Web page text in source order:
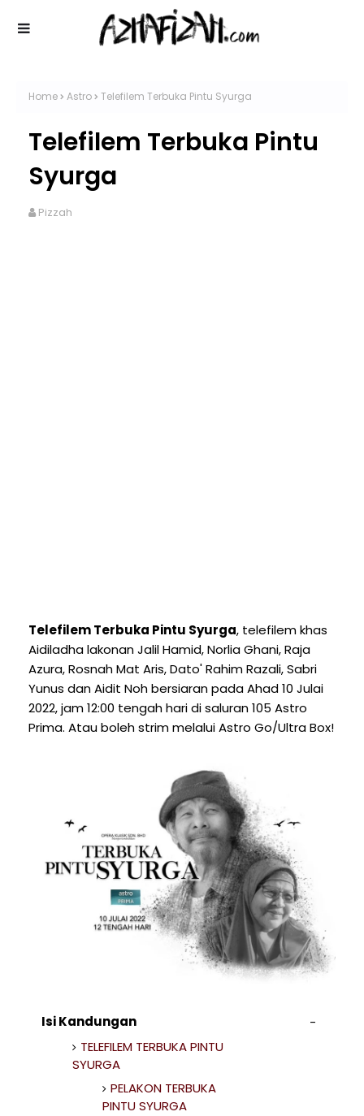
Home Astro Telefilem Terbuka Pintu Syurga
Telefilem Terbuka Pintu
Syurga
Pizzah
Telefilem Terbuka Pintu Syurga, telefilem khas
Aidiladha lakonan Jalil Hamid, Norlia Ghani, Raja
Azura, Rosnah Mat Aris, Dato' Rahim Razali, Sabri
Yunus dan Aidit Noh bersiaran pada Ahad 10 Julai
2022, jam 12:00 tengah hari di saluran 105 Astro
Prima. Atau boleh strim melalui Astro Go/Ultra Box!
Isi Kandungan
TELEFILEM TERBUKA PINTU
SYURGA
PELAKON TERBUKA
PINTU SYURGA